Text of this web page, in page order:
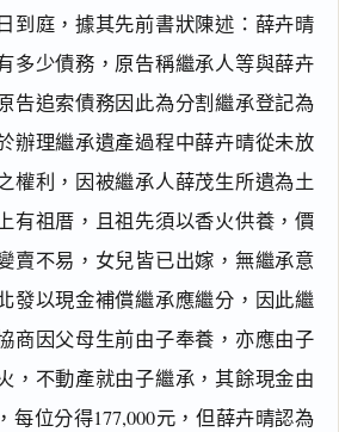
到庭，據其先前書狀陳述：薛卉晴
多少債務，原告稱繼承人等與薛卉
告追索債務因此為分割繼承登記為
辦理繼承遺產過程中薛卉晴從未放
權利，因被繼承人薛茂生所遺為土
有祖厝，且祖先須以香火供養，價
賣不易，女兒皆已出嫁，無繼承意
發以現金補償繼承應繼分，因此繼
商因父母生前由子奉養，亦應由子
，不動產就由子繼承，其餘現金由
每位分得177,000元，但薛卉晴認為